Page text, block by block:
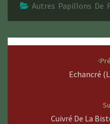
Autres Papillons De
Navigation
Echancré
Cuivré De La